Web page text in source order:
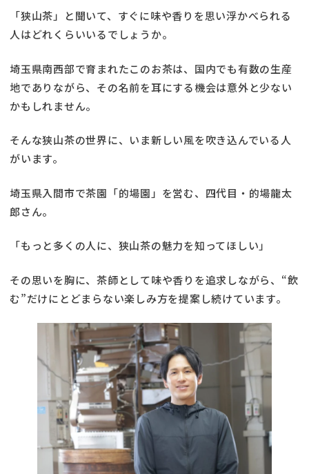
「狭山茶」と聞いて、すぐに味や香りを思い浮かべられる
人はどれくらいいるでしょうか。
埼玉県南西部で育まれたこのお茶は、国内でも有数の生産
地でありながら、その名前を耳にする機会は意外と少ない
かもしれません。
そんな狭山茶の世界に、いま新しい風を吹き込んでいる人
がいます。
埼玉県入間市で茶園「的場園」を営む、四代目・的場龍太
郎さん。
「もっと多くの人に、狭山茶の魅力を知ってほしい」
その思いを胸に、茶師として味や香りを追求しながら、“飲
む”だけにとどまらない楽しみ方を提案し続けています。